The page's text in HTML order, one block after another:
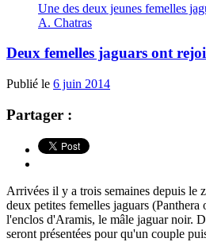
Une des deux jeunes femelles
A. Chatras
Deux femelles jaguars ont
Publié le 6 juin 2014
Partager :
Arrivées il y a trois semaines depuis le
deux petites femelles jaguars (Panthera
l'enclos d'Aramis, le mâle jaguar noir.
seront présentées pour qu'un couple